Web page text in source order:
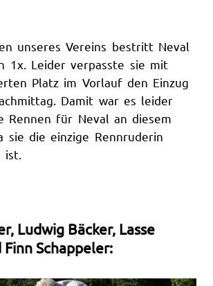
unseres Vereins bestritt Neval
1x. Leider verpasste sie mit
Platz im Vorlauf den Einzug
Damit war es leider
Rennen für Neval an diesem
sie die einzige Rennruderin
ist.
Ludwig Bäcker, Lasse
Schappeler: